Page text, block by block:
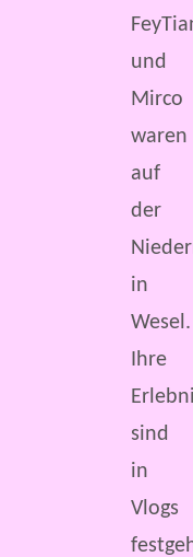
und
Mirco
waren
auf
der
in
Wesel.
Ihre
sind
in
Vlogs